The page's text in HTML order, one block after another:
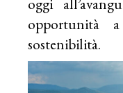
oggi
opportunità
sostenibilità.